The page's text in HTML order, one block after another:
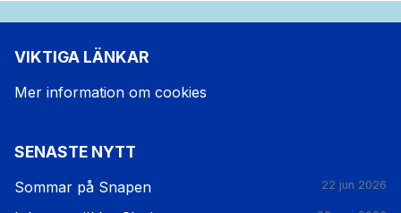
VIKTIGA LÄNKAR
Mer information om cookies
SENASTE NYTT
Sommar på Snapen 22 jun 2026